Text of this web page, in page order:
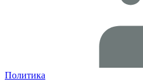
Политика